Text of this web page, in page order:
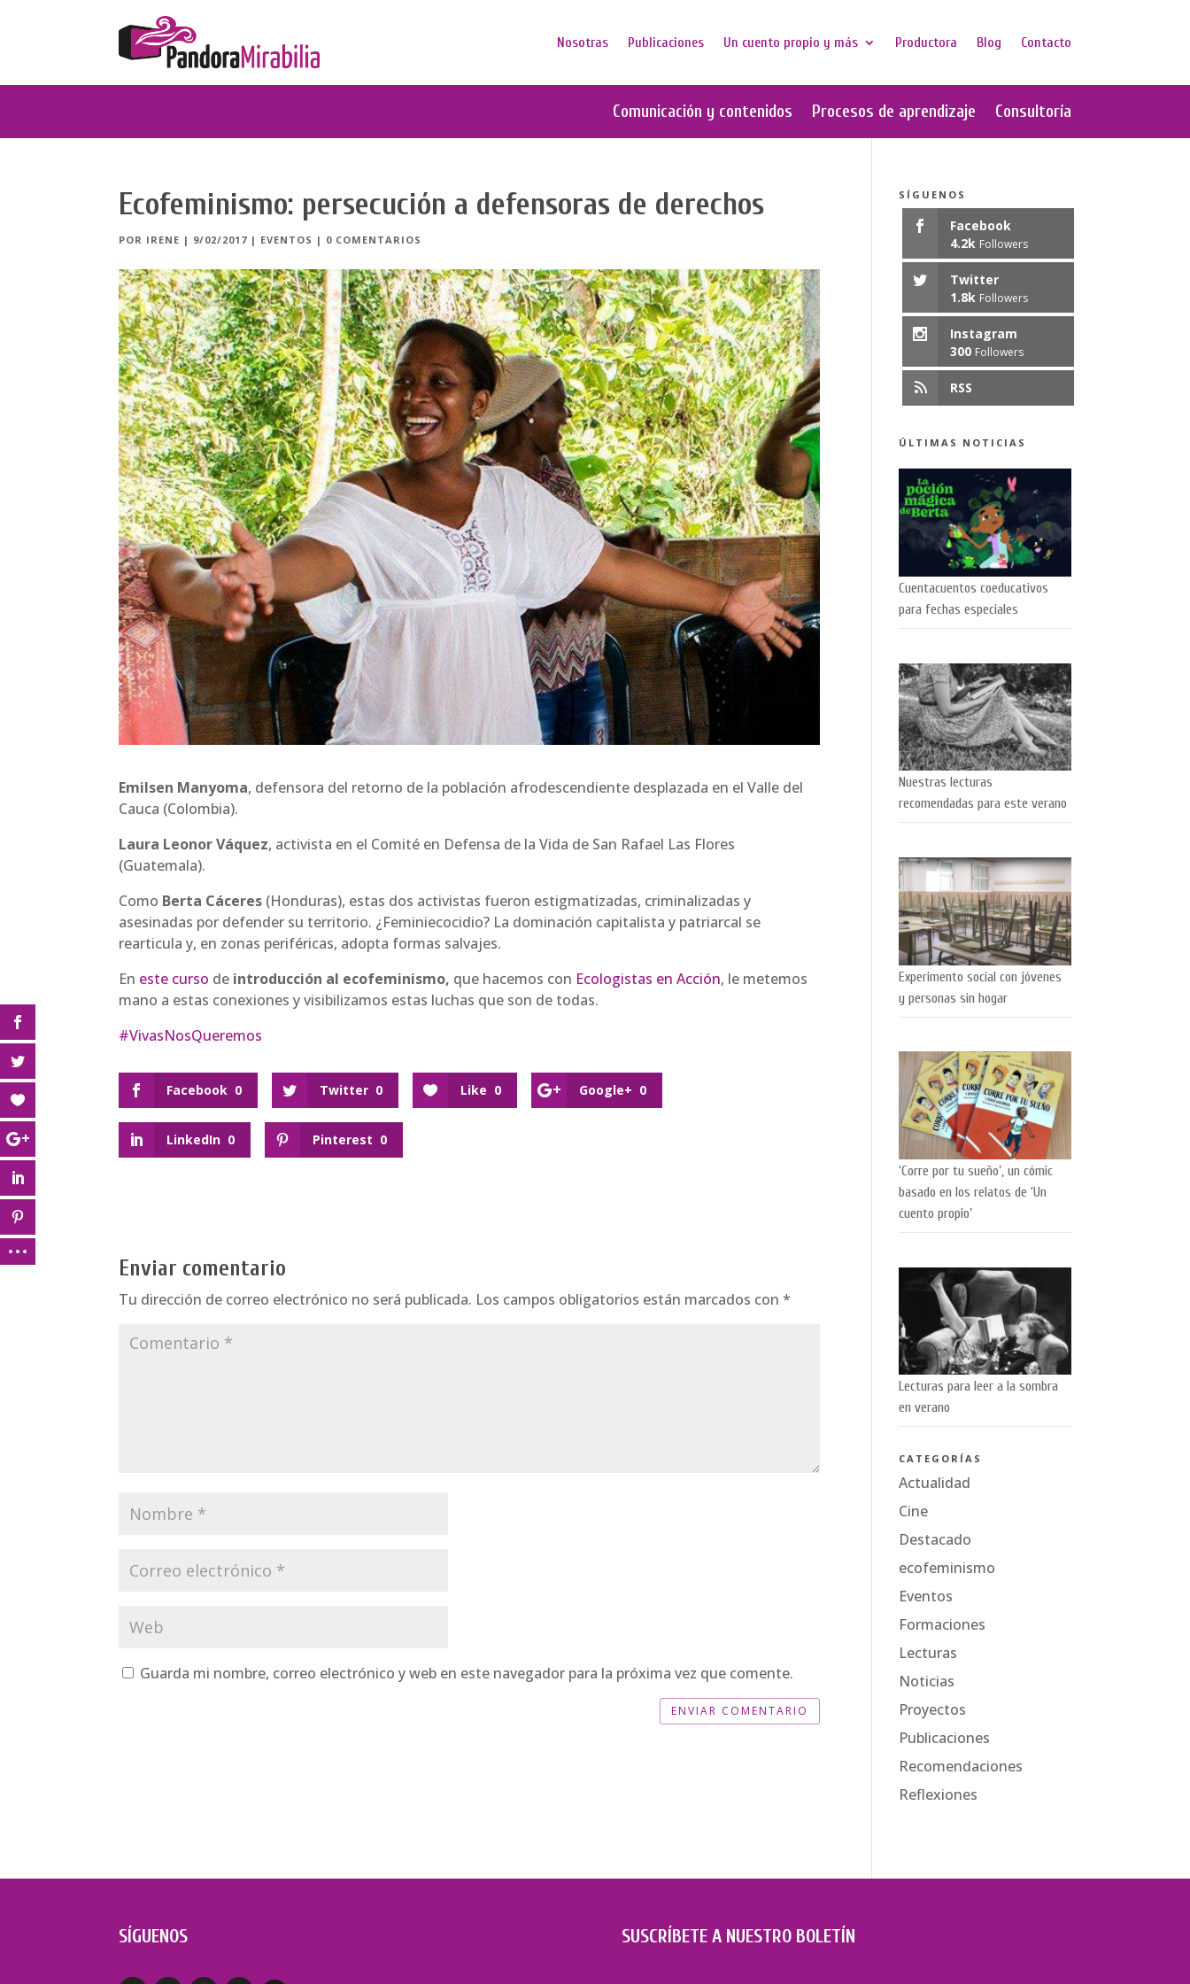
Nosotras Publicaciones Un cuento propio y más Productora Blog Contacto
Comunicación y contenidos Procesos de aprendizaje Consultoría
Ecofeminismo: persecución a defensoras de derechos
POR IRENE | 9/02/2017 | EVENTOS | 0 COMENTARIOS
Emilsen Manyoma, defensora del retorno de la población afrodescendiente desplazada en el Valle del
Cauca (Colombia).
Laura Leonor Váquez, activista en el Comité en Defensa de la Vida de San Rafael Las Flores
(Guatemala).
Como Berta Cáceres (Honduras), estas dos activistas fueron estigmatizadas, criminalizadas y
asesinadas por defender su territorio. ¿Feminiecocidio? La dominación capitalista y patriarcal se
rearticula y, en zonas periféricas, adopta formas salvajes.
En este curso de introducción al ecofeminismo, que hacemos con Ecologistas en Acción, le metemos
mano a estas conexiones y visibilizamos estas luchas que son de todas.
#VivasNosQueremos
Facebook 0 Twitter 0 Like 0 Google+ 0
LinkedIn 0 Pinterest 0
Enviar comentario
Tu dirección de correo electrónico no será publicada. Los campos obligatorios están marcados con*
Guarda mi nombre, correo electrónico y web en este navegador para la próxima vez que comente.
SÍGUENOS
Facebook
4.2k Followers
Twitter
1.8k Followers
Instagram
300 Followers
RSS
ÚLTIMAS NOTICIAS
Cuentacuentos coeducativos
para fechas especiales
Nuestras lecturas
recomendadas para este verano
Experimento social con jóvenes
y personas sin hogar
‘Corre por tu sueño’, un cómic
basado en los relatos de ‘Un
cuento propio’
Lecturas para leer a la sombra
en verano
CATEGORÍAS
Actualidad
Cine
Destacado
ecofeminismo
Eventos
Formaciones
Lecturas
Noticias
Proyectos
Publicaciones
Recomendaciones
Reflexiones
SÍGUENOS SUSCRÍBETE A NUESTRO BOLETÍN